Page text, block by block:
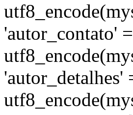
'autor_contato'
'autor_detalhes'